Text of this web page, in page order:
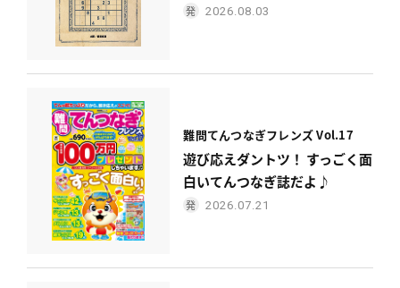
2026.08.03
難問てんつなぎフレンズ Vol.17
遊び応えダントツ！ すっごく面
白いてんつなぎ誌だよ♪
2026.07.21